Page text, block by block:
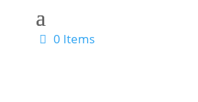
0 Items